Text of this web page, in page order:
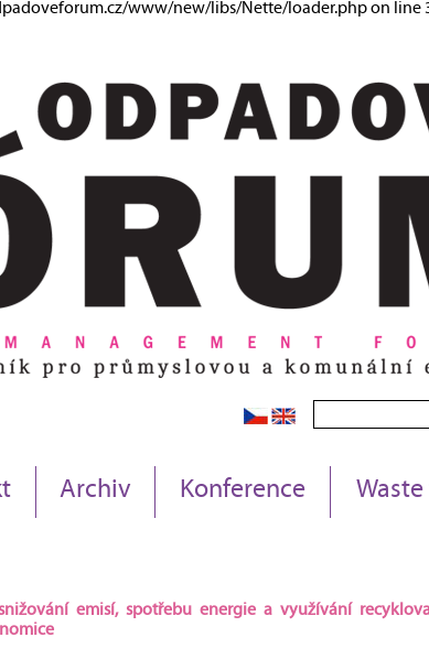
www/new/libs/Nette/loader.php on line
Archiv Konference
emisí, spotřebu energie a využívání